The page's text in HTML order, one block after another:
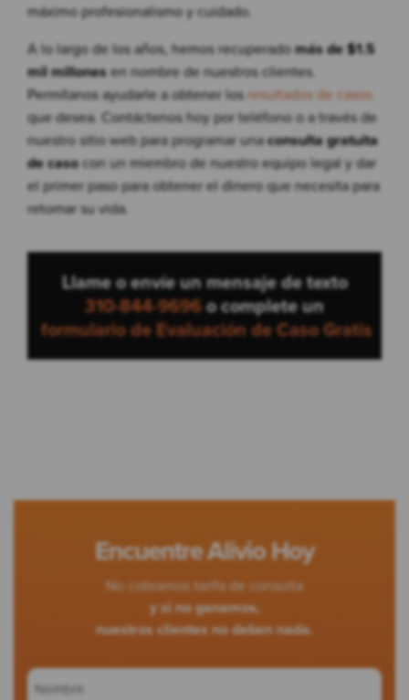
máximo profesionalismo y cuidado.
A lo largo de los años, hemos recuperadomás de $1.5
mil millonesen nombre de nuestros clientes.
Permítanos ayudarle a obtener losresultados de casos
que desea. Contáctenos hoy por teléfono o a través de
nuestro sitio web para programar unaconsulta gratuita
de casocon un miembro de nuestro equipo legal y dar
el primer paso para obtener el dinero que necesita para
retomar su vida.
Llame o envíe un mensaje de texto
310-844-9696o complete un
formulario de Evaluación de Caso Gratis
Encuentre Alivio Hoy
No cobramos tarifa de consulta
y si no ganamos,
nuestros clientes no deben nada.
Nombre